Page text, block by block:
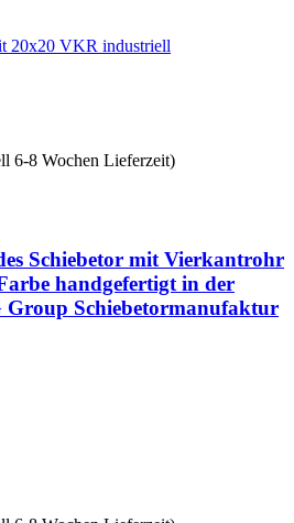
6-8 Wochen Lieferzeit)
Schiebetor mit Vierkantrohr
handgefertigt in der
Group Schiebetormanufaktur